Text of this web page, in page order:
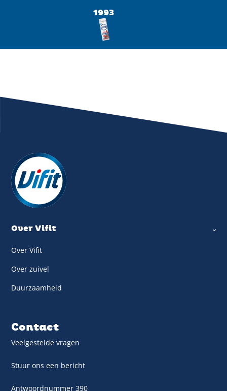
1993
Over Vifit
Over Vifit
Over zuivel
Duurzaamheid
Contact
Veelgestelde vragen
Stuur ons een bericht
Antwoordnummer 390